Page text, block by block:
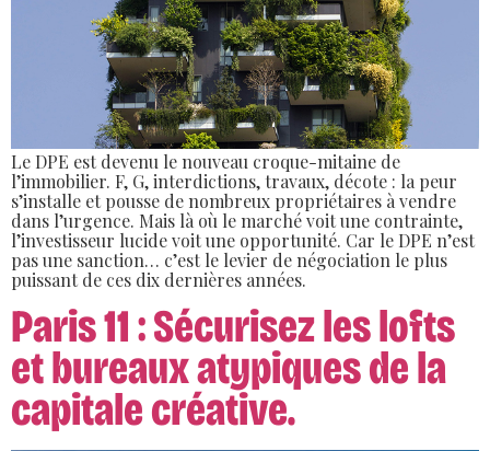
Le DPE est devenu le nouveau croque-mitaine de
l’immobilier. F, G, interdictions, travaux, décote : la peur
s’installe et pousse de nombreux propriétaires à vendre
dans l’urgence. Mais là où le marché voit une contrainte,
l’investisseur lucide voit une opportunité. Car le DPE n’est
pas une sanction… c’est le levier de négociation le plus
puissant de ces dix dernières années.
Paris 11 : Sécurisez les lofts
et bureaux atypiques de la
capitale créative.